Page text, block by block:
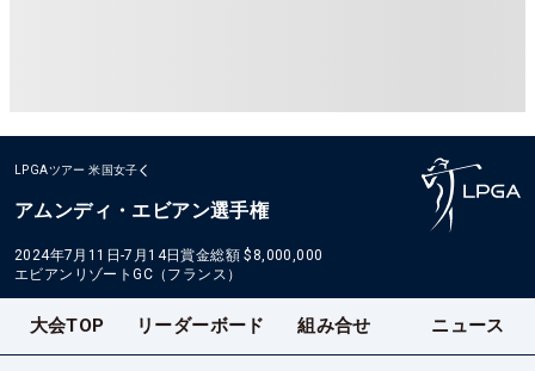
LPGAツアー 米国女子
アムンディ・エビアン選手権
2024年7月11日-7月14日賞金総額 $8,000,000
エビアンリゾートGC（フランス）
大会TOP リーダーボード 組み合せ ニュース